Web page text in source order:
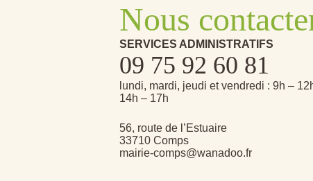
Nous
SERVICES ADMINISTRATIFS
09 75 92 60 81
lundi, mardi, jeudi et vendredi : 9h –
14h – 17h
56, route de l’Estuaire
33710 Comps
mairie-comps@wanadoo.fr